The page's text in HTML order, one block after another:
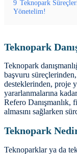
9 Teknopark
Yönetelim!
Teknopark
Teknopark
başvuru
desteklerinden, proje
yararlanmalarına
Refero Danışmanlık,
almasını sağlarken
Teknopark
Teknoparklar ya da